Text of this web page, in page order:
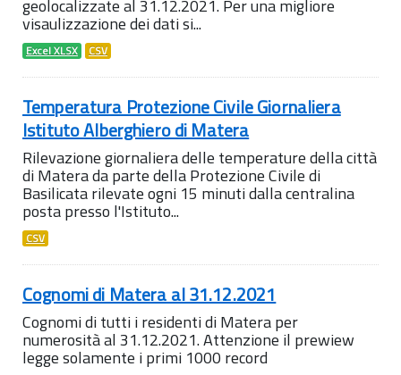
geolocalizzate al 31.12.2021. Per una migliore
visaulizzazione dei dati si...
Excel XLSX CSV
Temperatura Protezione Civile Giornaliera
Istituto Alberghiero di Matera
Rilevazione giornaliera delle temperature della città
di Matera da parte della Protezione Civile di
Basilicata rilevate ogni 15 minuti dalla centralina
posta presso l'Istituto...
CSV
Cognomi di Matera al 31.12.2021
Cognomi di tutti i residenti di Matera per
numerosità al 31.12.2021. Attenzione il prewiew
legge solamente i primi 1000 record